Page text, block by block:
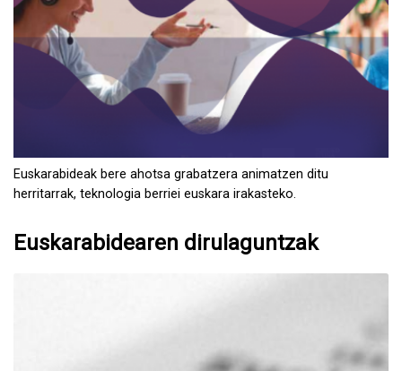
Euskarabideak bere ahotsa grabatzera animatzen ditu
herritarrak, teknologia berriei euskara irakasteko.
Euskarabidearen dirulaguntzak